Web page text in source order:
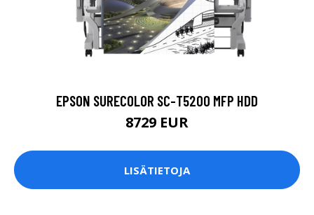
EPSON SURECOLOR SC-T5200 MFP HDD
8729 EUR
LISÄTIETOJA